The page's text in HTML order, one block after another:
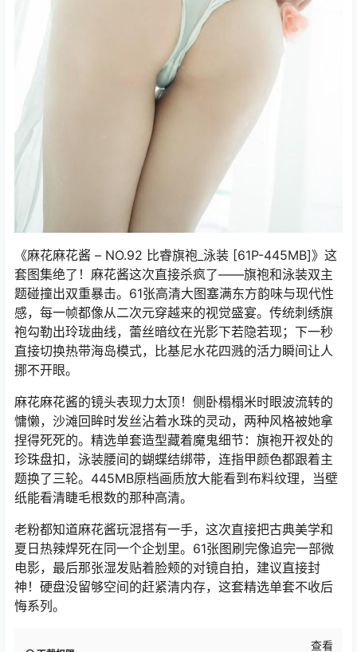
《麻花麻花酱 – NO.92 比睿旗袍_泳装 [61P-445MB]》这
套图集绝了！麻花酱这次直接杀疯了——旗袍和泳装双主
题碰撞出双重暴击。61张高清大图塞满东方韵味与现代性
感，每一帧都像从二次元穿越来的视觉盛宴。传统刺绣旗
袍勾勒出玲珑曲线，蕾丝暗纹在光影下若隐若现；下一秒
直接切换热带海岛模式，比基尼水花四溅的活力瞬间让人
挪不开眼。
麻花麻花酱的镜头表现力太顶！侧卧榻榻米时眼波流转的
慵懒，沙滩回眸时发丝沾着水珠的灵动，两种风格被她拿
捏得死死的。精选单套造型藏着魔鬼细节：旗袍开衩处的
珍珠盘扣，泳装腰间的蝴蝶结绑带，连指甲颜色都跟着主
题换了三轮。445MB原档画质放大能看到布料纹理，当壁
纸能看清睫毛根数的那种高清。
老粉都知道麻花酱玩混搭有一手，这次直接把古典美学和
夏日热辣焊死在同一个企划里。61张图刷完像追完一部微
电影，最后那张湿发贴着脸颊的对镜自拍，建议直接封
神！硬盘没留够空间的赶紧清内存，这套精选单套不收后
悔系列。
查看